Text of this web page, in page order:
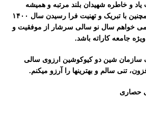
و خاطره شهیدان بلند مرتبه و همیشه
جاودان ایران اسلامی و همچنین با تبریک و تهنیت فرا رسیدن سال ۱۴۰۰
می خواهم سال نو سالی سرشار از موفقیت و
جامعه کاراته باشد.
سازمان شین دو کیوکوشین ارزوی سالی
تنی سالم و بهترینها را آرزو میکنم.
حصاری